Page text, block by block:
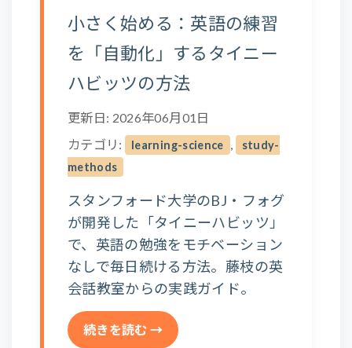
小さく始める：英語の練習
を「自動化」するタイニー
ハビッツの方法
更新日: 2026年06月01日
カテゴリ:
learning-science ,
study-
methods
スタンフォード大学のBJ・フォグ
が開発した「タイニーハビッツ」
で、英語の勉強をモチベーション
なしで毎日続ける方法。藤枝の英
会話教室からの実践ガイド。
続きを読む →